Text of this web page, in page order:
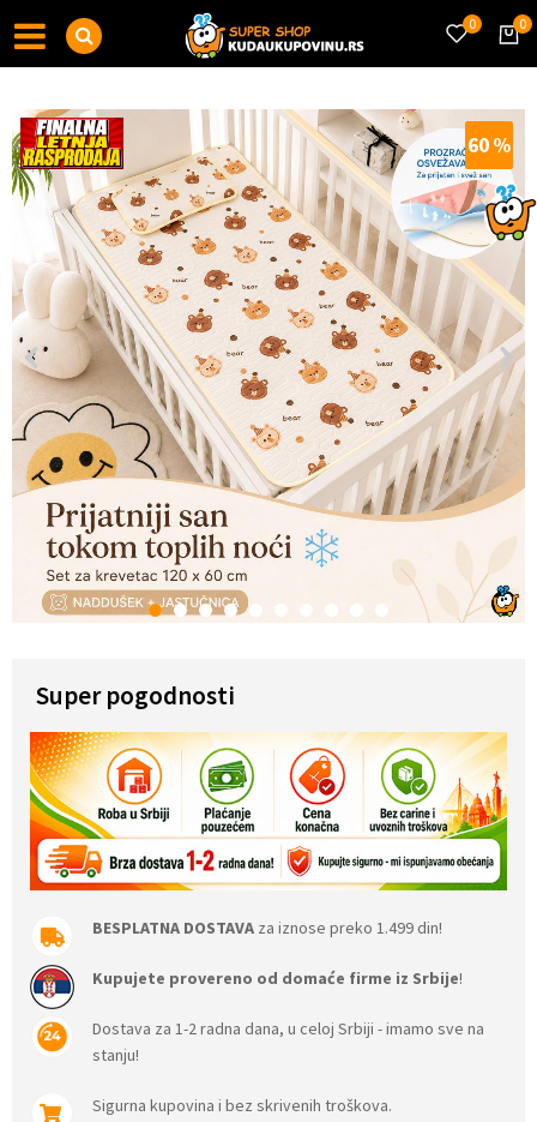
0
0
1 2 3 4 5 7 10
60%
Super pogodnosti
BESPLATNA DOSTAVA za iznose preko 1.499 din!
Kupujete provereno od domaće firme iz Srbije!
Dostava za 1-2 radna dana, u celoj Srbiji - imamo sve na
stanju!
Sigurna kupovina i bez skrivenih troškova.